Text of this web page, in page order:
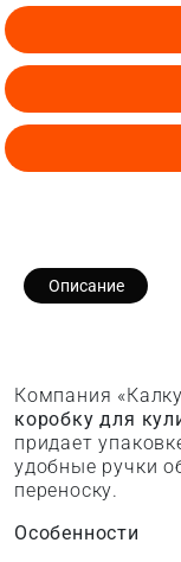
Описание
Компания
коробку для
придает
удобные ручки
переноску.
Особенности